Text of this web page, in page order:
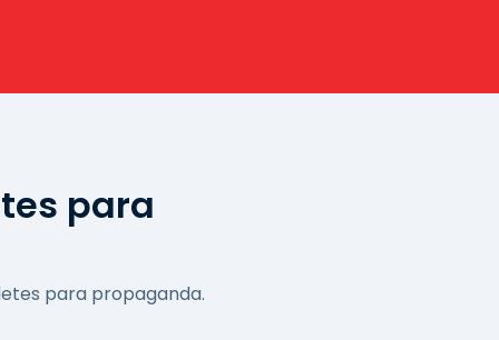
para
para propaganda.